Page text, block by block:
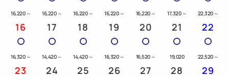
16,220 ～ 16,220 ～ 16,220 ～ 16,220 ～ 16,220 ～ 17,320 ～ 22,320 ～
16
16,320 ～
17
14,420 ～
18
14,420 ～
19
16,320 ～
20
16,520 ～
21
19,020
22
22,520 ～
23 24 25 26 27 28 29